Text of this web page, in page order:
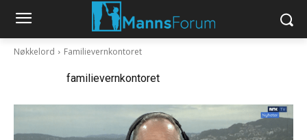
Nøkkelord Familievernkontoret
familievernkontoret